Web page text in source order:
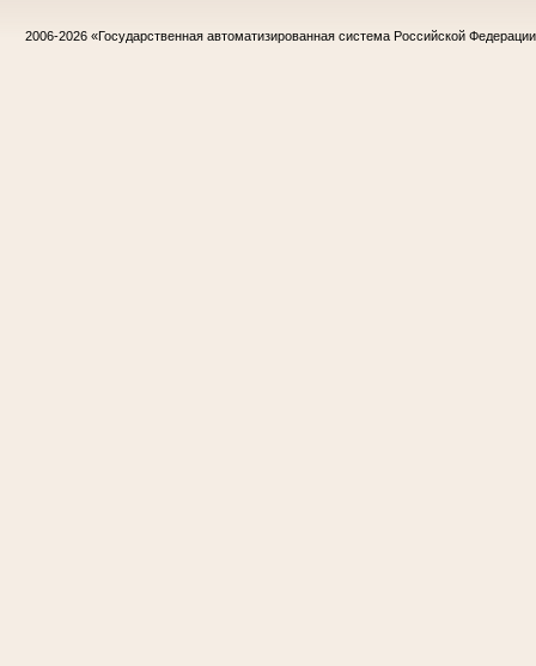
2006-2026 «Государственная автоматизированная система Российской